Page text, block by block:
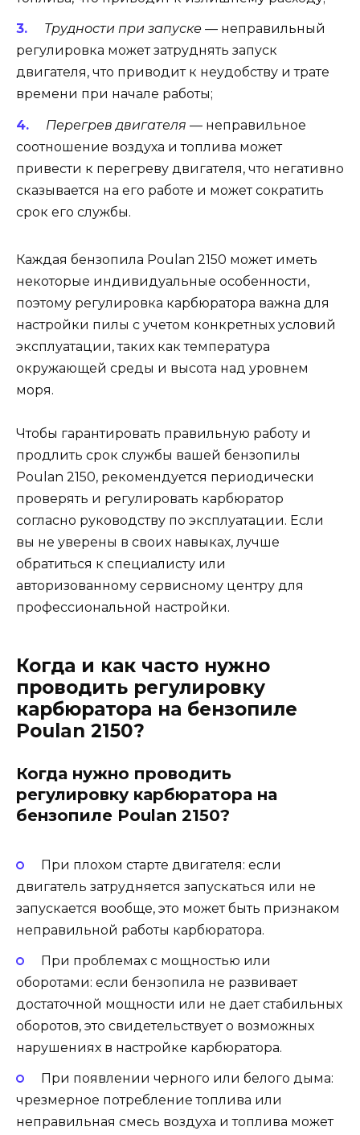
Трудности при запуске— неправильный
регулировка может затруднять запуск
двигателя, что приводит к неудобству и трате
времени при начале работы;
Перегрев двигателя — неправильное
соотношение воздуха и топлива может
привести к перегреву двигателя, что негативно
сказывается на его работе и может сократить
срок его службы.
Каждая бензопила Poulan 2150 может иметь
некоторые индивидуальные особенности,
поэтому регулировка карбюратора важна для
настройки пилы с учетом конкретных условий
эксплуатации, таких как температура
окружающей среды и высота над уровнем
моря.
Чтобы гарантировать правильную работу и
продлить срок службы вашей бензопилы
Poulan 2150, рекомендуется периодически
проверять и регулировать карбюратор
согласно руководству по эксплуатации. Если
вы не уверены в своих навыках, лучше
обратиться к специалисту или
авторизованному сервисному центру для
профессиональной настройки.
Когда и как часто нужно
проводить регулировку
карбюратора на бензопиле
Poulan 2150?
Когда нужно проводить
регулировку карбюратора на
бензопиле Poulan 2150?
При плохом старте двигателя: если
двигатель затрудняется запускаться или не
запускается вообще, это может быть признаком
неправильной работы карбюратора.
При проблемах с мощностью или
оборотами: если бензопила не развивает
достаточной мощности или не дает стабильных
оборотов, это свидетельствует о возможных
нарушениях в настройке карбюратора.
При появлении черного или белого дыма:
чрезмерное потребление топлива или
неправильная смесь воздуха и топлива может